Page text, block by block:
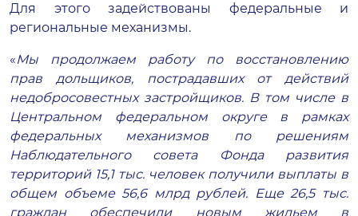
Для этого задействованы федеральные и
региональные механизмы.
«Мы продолжаем работу по восстановлению
прав дольщиков, пострадавших от действий
недобросовестных застройщиков. В том числе в
Центральном федеральном округе в рамках
федеральных механизмов по решениям
Наблюдательного совета Фонда развития
территорий 15,1 тыс. человек получили выплаты в
общем объеме 56,6 млрд рублей. Еще 26,5 тыс.
граждан обеспечили новым жильем в